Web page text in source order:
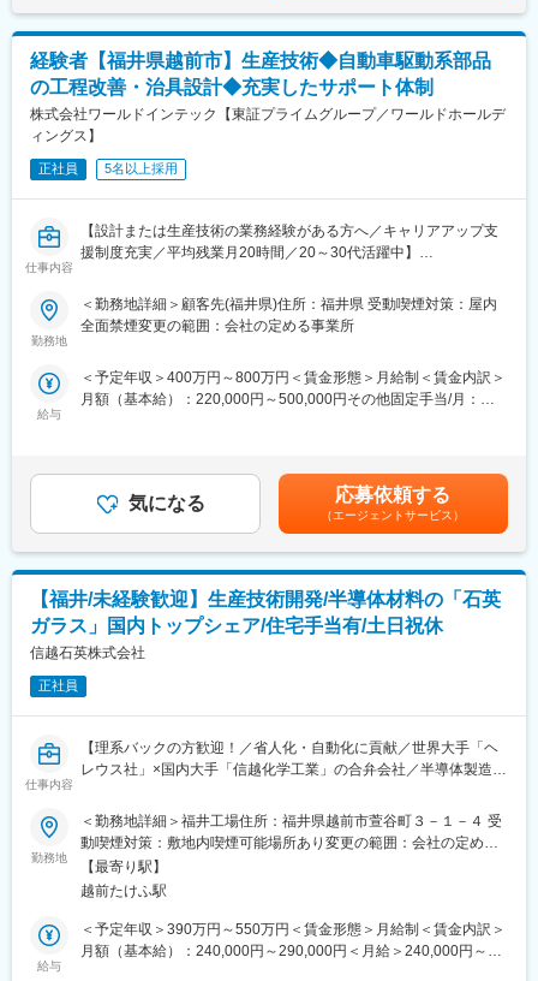
※土日、祝日、長期連休（年末年始、お盆、ＧＷ）関係なしの交替
勤務となります。
※会社基準所定就業日数を超えた勤務日数は休日出勤手当の対象に
なります。
■福利厚生：
朝・昼・夕すべての時間帯で利用できる社員食堂があり、リーズ
で幅広い書籍を取り揃えている図書室、独身社宅等も用意してお
ります。 その他カフェテリアプラン制度として、自己啓発や健康
■当社の特徴：
であり、半世紀以上にわたりセラミックコンデンサの生産拠点と
して歴史を築いてきました。福井ムラタの生み出した世界最先端
変更の範囲：会社の定める業務
でも目安の金額であり、選考を通じて上下する可能性がありま
す。月給(月額)は固定手当を含めた表記です。
経験者【福井県越前市】生産技術◆自動車駆動系部品
の工程改善・治具設計◆充実したサポート体制
株式会社ワールドインテック【東証プライムグループ／ワールドホールデ
ィングス】
正社員 5名以上採用
仕事内容
【設計または生産技術の業務経験がある方へ／キャリアアップ支
援制度充実／平均残業月20時間／20～30代活躍中】
■業務内容
自動車で使用される駆動系部品の生産技術業務をお任せいたしま
す。
■業務詳細
・工程分析
・原価低減推進活動（メーカー・他部署との折衝）
・量産改善、品質不具合対応
・試作品・不具合品のCAE解析
■使用ツール
・3D-CAD
・Excel
・ノギス
環境です。
・自動車をお持ちでない場合は、当社契約のリース車を貸与する
・入社後6か月程度までは残業時間は月20～30時間程度を想定し
ています。1年程度で独り立ちし業務の幅が広がることで、残業時
間が月40時間程度となる場合があります。
・モビリティやエネルギーなど幅広いビジネスを展開する自動車
部品グループの一員として、自動車のパワートレイン事業を担う
企業です。
・塑性加工、熱処理、接合という3つのコア技術を有しており、業
勤務地
＜勤務地詳細＞顧客先(福井県)住所：福井県 受動喫煙対策：屋内
全面禁煙変更の範囲：会社の定める事業所
給与
＜予定年収＞400万円～800万円＜賃金形態＞月給制＜賃金内訳＞
月額（基本給）：220,000円～500,000円その他固定手当/月：
年2回（7月・12月）、2025年度実績3ヶ月分■その他固定手当：
実務手当【年収例】・520万円/30歳/入社 8年目 グループリーダ
ー固定給月額40万円＋残業＋賞与賃金はあくまでも目安の金額で
あり、選考を通じて上下する可能性があります。月給(月額)は固定
手当を含めた表記です。
気になる 応募依頼する
（エージェントサービス）
【福井/未経験歓迎】生産技術開発/半導体材料の「石英
ガラス」国内トップシェア/住宅手当有/土日祝休
信越石英株式会社
正社員
仕事内容
【理系バックの方歓迎！／省人化・自動化に貢献／世界大手「ヘ
レウス社」×国内大手「信越化学工業」の合弁会社／半導体製造に
（土日祝）／毎年増収増益】
■業務概要
当社の福井工場にて、石英ガラス加工品の開発業務担当者として
下記業務をご担当いただきます。福井工場では、現在省人化・自
動化に取り組んでおり、ご入社いただく方にはそのための技術開
発に携わっていただきます。
勤務地
＜勤務地詳細＞福井工場住所：福井県越前市萱谷町３－１－４ 受
動喫煙対策：敷地内喫煙可能場所あり変更の範囲：会社の定める
事業所
【最寄り駅】
越前たけふ駅
給与
＜予定年収＞390万円～550万円＜賃金形態＞月給制＜賃金内訳＞
月額（基本給）：240,000円～290,000円＜月給＞240,000円～